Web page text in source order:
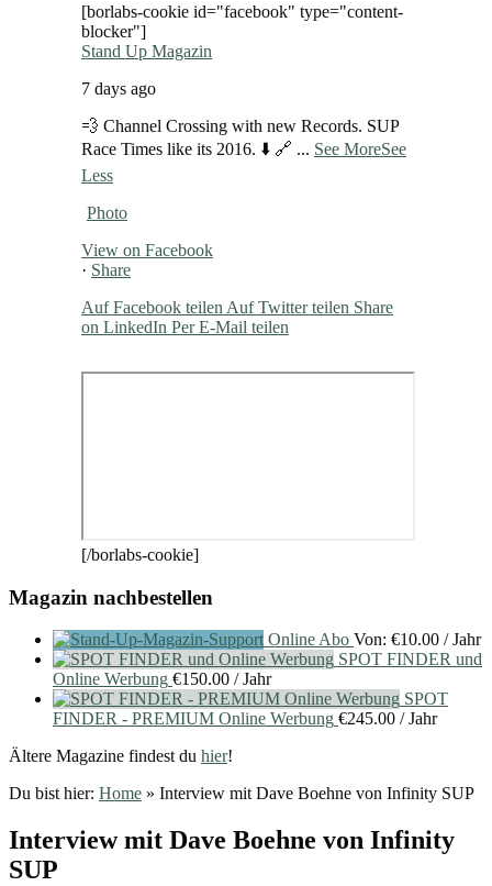
[borlabs-cookie id="facebook" type="content-
blocker"]
Stand Up Magazin
7 days ago
💨 Channel Crossing with new Records. SUP
Race Times like its 2016. ⬇️ 🔗 ... See MoreSee
Less
Photo
View on Facebook
· Share
Auf Facebook teilen Auf Twitter teilen Share
on LinkedIn Per E-Mail teilen
[/borlabs-cookie]
Magazin nachbestellen
Online Abo Von: €10.00 / Jahr
SPOT FINDER und
Online Werbung €150.00 / Jahr
SPOT
FINDER - PREMIUM Online Werbung €245.00 / Jahr
Ältere Magazine findest du hier!
Du bist hier: Home » Interview mit Dave Boehne von Infinity SUP
Interview mit Dave Boehne von Infinity
SUP